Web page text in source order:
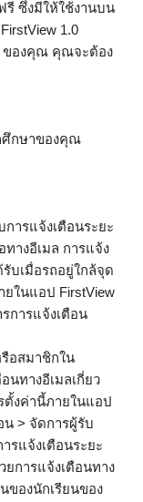
รี ซึ่งมีให้ใช้งานบน
1.0
ของคุณ คุณจะต้อง
ศึกษาของคุณ
ารแจ้งเตือนระยะ
างอีเมล การแจ้ง
บเมื่อรถอยู่ใกล้จุด
ในแอป FirstView
การแจ้งเตือน
อสมาชิกใน
นทางอีเมลเกี่ยว
ตั้งค่านี้ภายในแอป
น > จัดการผู้รับ
รแจ้งเตือนระยะ
การแจ้งเตือนทาง
ของนักเรียนของ